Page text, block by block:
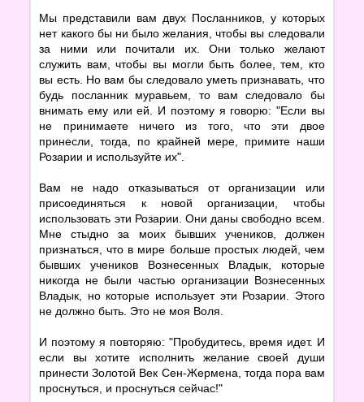
Мы представили вам двух Посланников, у которых
нет какого бы ни было желания, чтобы вы следовали
за ними или почитали их. Они только желают
служить вам, чтобы вы могли быть более, тем, кто
вы есть. Но вам бы следовало уметь признавать, что
будь посланник муравьем, то вам следовало бы
внимать ему или ей. И поэтому я говорю: "Если вы
не принимаете ничего из того, что эти двое
принесли, тогда, по крайней мере, примите наши
Розарии и используйте их".
Вам не надо отказываться от организации или
присоединяться к новой организации, чтобы
использовать эти Розарии. Они даны свободно всем.
Мне стыдно за моих бывших учеников, должен
признаться, что в мире больше простых людей, чем
бывших учеников Вознесенных Владык, которые
никогда не были частью организации Вознесенных
Владык, но которые использует эти Розарии. Этого
не должно быть. Это не моя Воля.
И поэтому я повторяю: "Пробудитесь, время идет. И
если вы хотите исполнить желание своей души
принести Золотой Век Сен-Жермена, тогда пора вам
проснуться, и проснуться сейчас!"